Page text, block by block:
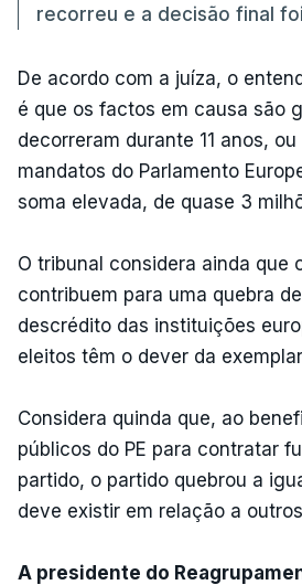
recorreu e a decisão final
De acordo com a juíza, o
é que os factos em causa são
decorreram durante 11 anos,
mandatos do Parlamento
soma elevada, de quase 3
O tribunal considera ainda que
contribuem para uma quebra
descrédito das instituições
eleitos têm o dever da
Considera quinda que, ao
públicos do PE para contratar
partido, o partido quebrou a
deve existir em relação a
A presidente do